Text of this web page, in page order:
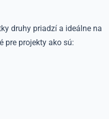
druhy priadzí a ideálne na
pre projekty ako sú: